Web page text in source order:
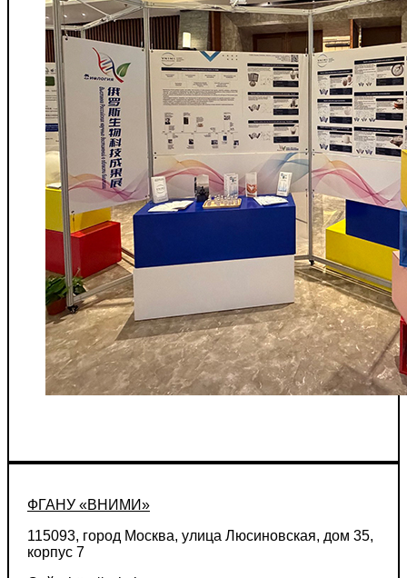
ФГАНУ «ВНИМИ»
115093, город Москва, улица Люсиновская, дом 35,
корпус 7